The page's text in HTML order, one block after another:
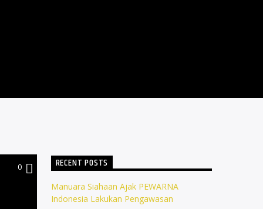
0 RECENT POSTS
Manuara Siahaan Ajak PEWARNA
Indonesia Lakukan Pengawasan